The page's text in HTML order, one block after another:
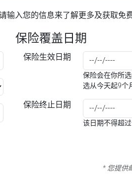
入您的信息来了解更多及获取免费
保险覆盖日期
保险生效日期
保险会在你所
选从今天起9个
保险终止日期
该日期不得超
* 您提供